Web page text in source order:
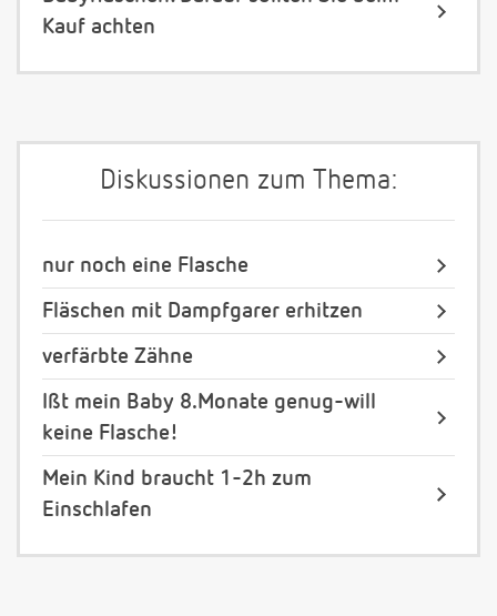
Kauf achten
Diskussionen zum Thema:
nur noch eine Flasche
Fläschen mit Dampfgarer erhitzen
verfärbte Zähne
Ißt mein Baby 8.Monate genug-will
keine Flasche!
Mein Kind braucht 1-2h zum
Einschlafen